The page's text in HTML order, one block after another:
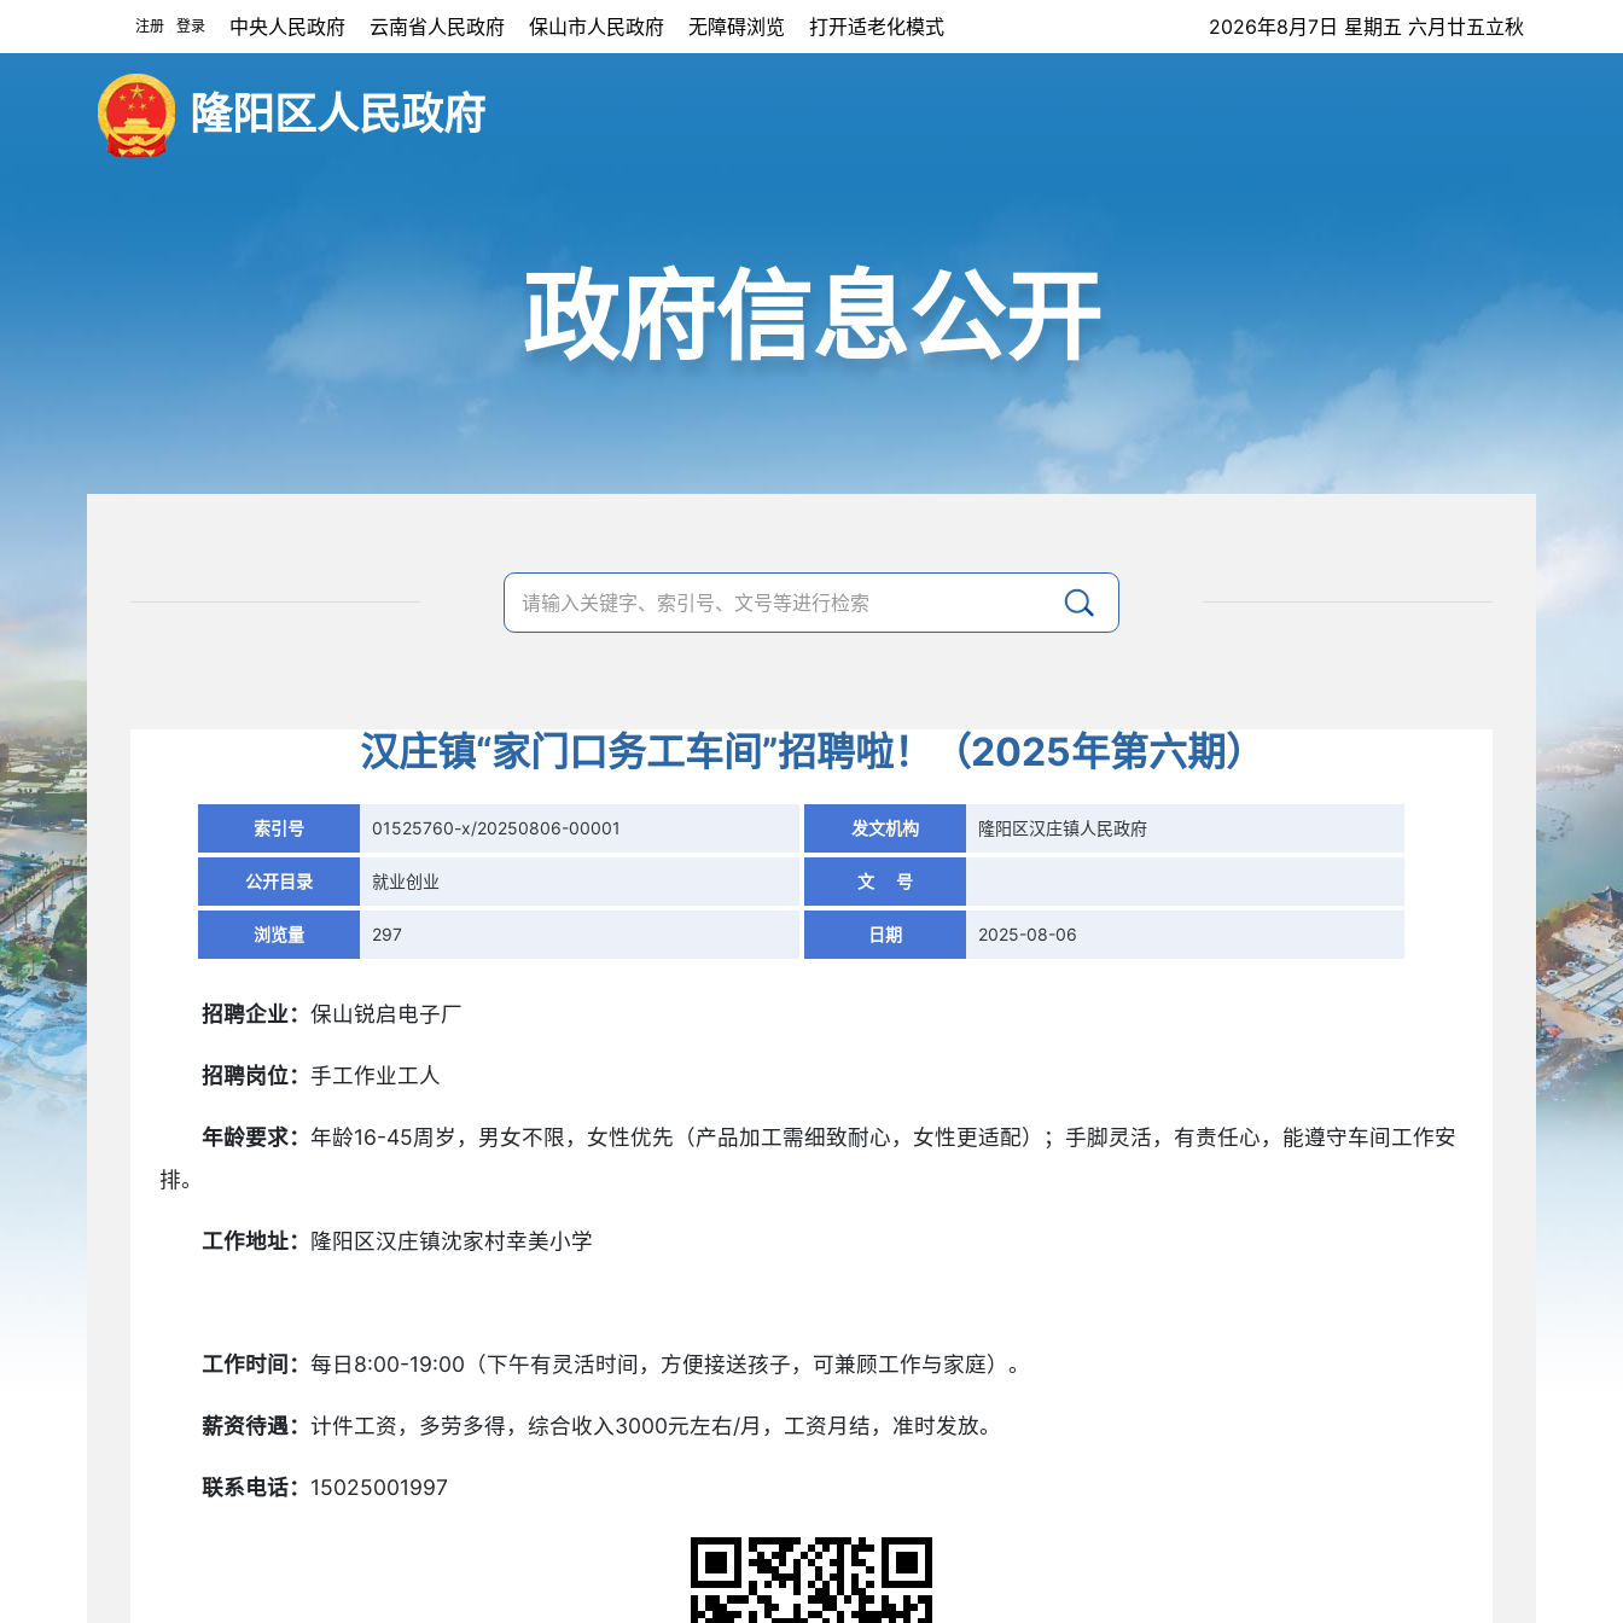
注册 登录 中央人民政府 云南省人民政府 保山市人民政府 无障碍浏览 打开适老化模式 2026年8月7日 星期五 六月廿五立秋
隆阳区人民政府
政府信息公开
汉庄镇“家门口务工车间”招聘啦！（2025年第六期）
索引号 01525760-x/20250806-00001 发文机构 隆阳区汉庄镇人民政府
公开目录 就业创业 文 号
浏览量 297 日期 2025-08-06
招聘企业：保山锐启电子厂
招聘岗位：手工作业工人
年龄要求：年龄16-45周岁，男女不限，女性优先（产品加工需细致耐心，女性更适配）；手脚灵活，有责任心，能遵守车间工作安
排。
工作地址： 隆阳区汉庄镇沈家村幸美小学
工作时间：每日8:00-19:00（下午有灵活时间，方便接送孩子，可兼顾工作与家庭）。
薪资待遇：计件工资，多劳多得，综合收入3000元左右/月，工资月结，准时发放。
联系电话： 15025001997